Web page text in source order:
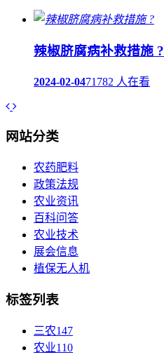
辣椒脐腐病补救措施 ?
2024-02-0471782 人在看
网站分类
农药肥料
政策法规
农业资讯
百科问答
农业技术
展会信息
植保无人机
标签列表
三农147
农业110